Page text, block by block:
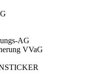
AG
VVaG